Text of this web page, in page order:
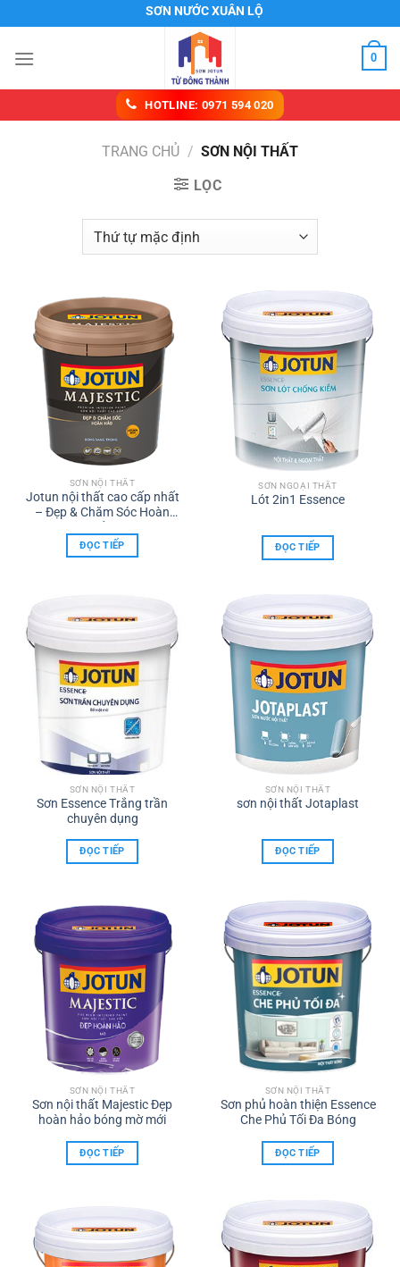
đến
nội
SƠN NƯỚC XUÂN LỘC
0
HOTLINE: 0971 594 020
TRANG CHỦ / SƠN NỘI THẤT
LỌC
SƠN NỘI THẤT
Jotun nội thất cao cấp nhất
– Đẹp & Chăm Sóc Hoàn
ĐỌC TIẾP
SƠN NGOẠI THẤT
Lót 2in1 Essence
ĐỌC TIẾP
SƠN NỘI THẤT
Sơn Essence Trắng trần
chuyên dụng
ĐỌC TIẾP
SƠN NỘI THẤT
sơn nội thất Jotaplast
ĐỌC TIẾP
SƠN NỘI THẤT
Sơn nội thất Majestic Đẹp
hoàn hảo bóng mờ mới
ĐỌC TIẾP
SƠN NỘI THẤT
Sơn phủ hoàn thiện Essence
Che Phủ Tối Đa Bóng
ĐỌC TIẾP